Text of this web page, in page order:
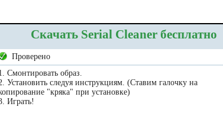
Скачать Serial Cleaner бесплатно
Проверено
Смонтировать образ.
Установить следуя инструкциям. (Ставим галочку на
"кряка" при установке)
Играть!